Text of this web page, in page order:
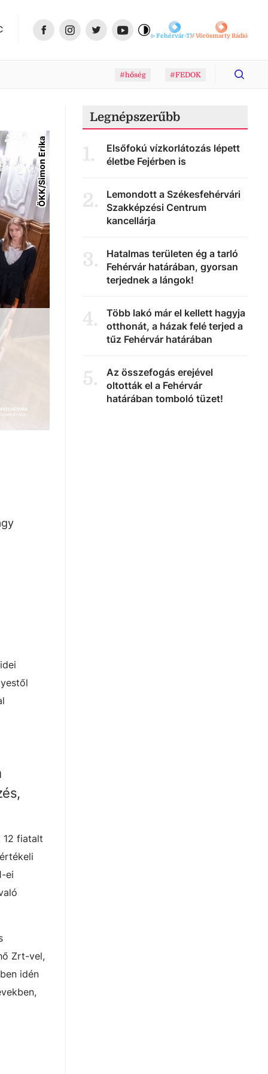
Fehérvár-TVVörösmarty Rádió
#hőség #FEDOK
ÖKK/Simon Erika
12 fiatalt
ei
Zrt-vel,
idén
Legnépszerűbb
1.
Elsőfokú vízkorlátozás lépett
életbe Fejérben is
2.
Lemondott a Székesfehérvári
Szakképzési Centrum
kancellárja
3.
Hatalmas területen ég a tarló
Fehérvár határában, gyorsan
terjednek a lángok!
4.
Több lakó már el kellett hagyja
otthonát, a házak felé terjed a
tűz Fehérvár határában
5.
Az összefogás erejével
oltották el a Fehérvár
határában tomboló tüzet!